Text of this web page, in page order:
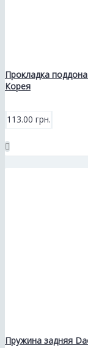
Прокладка
Корея
113.00 грн.
Пружина задняя